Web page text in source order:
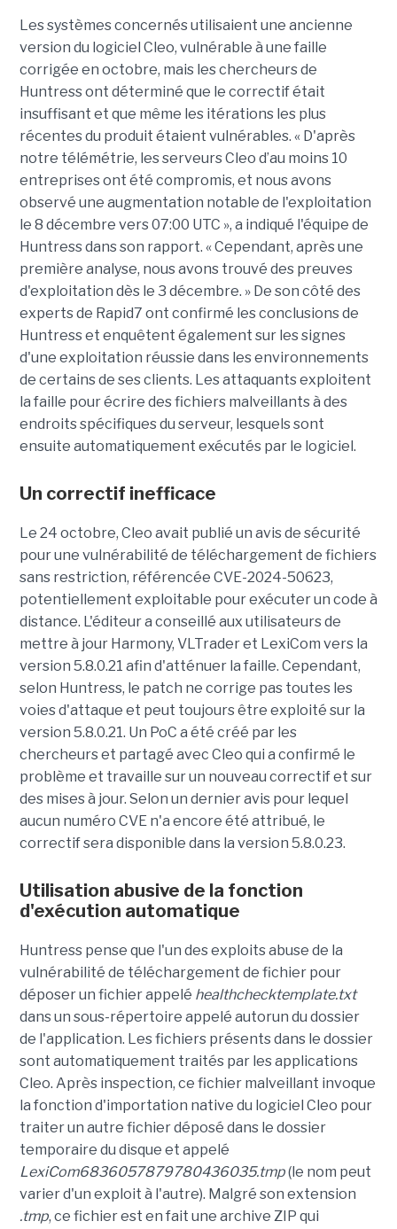
Les systèmes concernés utilisaient une ancienne
version du logiciel Cleo, vulnérable à une faille
corrigée en octobre, mais les chercheurs de
Huntress ont déterminé que le correctif était
insuffisant et que même les itérations les plus
récentes du produit étaient vulnérables. « D'après
notre télémétrie, les serveurs Cleo d’au moins 10
entreprises ont été compromis, et nous avons
observé une augmentation notable de l'exploitation
le 8 décembre vers 07:00 UTC », a indiqué l'équipe de
Huntress dans son rapport. « Cependant, après une
première analyse, nous avons trouvé des preuves
d'exploitation dès le 3 décembre. » De son côté des
experts de Rapid7 ont confirmé les conclusions de
Huntress et enquêtent également sur les signes
d'une exploitation réussie dans les environnements
de certains de ses clients. Les attaquants exploitent
la faille pour écrire des fichiers malveillants à des
endroits spécifiques du serveur, lesquels sont
ensuite automatiquement exécutés par le logiciel.
Un correctif inefficace
Le 24 octobre, Cleo avait publié un avis de sécurité
pour une vulnérabilité de téléchargement de fichiers
sans restriction, référencée CVE-2024-50623,
potentiellement exploitable pour exécuter un code à
distance. L'éditeur a conseillé aux utilisateurs de
mettre à jour Harmony, VLTrader et LexiCom vers la
version 5.8.0.21 afin d'atténuer la faille. Cependant,
selon Huntress, le patch ne corrige pas toutes les
voies d'attaque et peut toujours être exploité sur la
version 5.8.0.21. Un PoC a été créé par les
chercheurs et partagé avec Cleo qui a confirmé le
problème et travaille sur un nouveau correctif et sur
des mises à jour. Selon un dernier avis pour lequel
aucun numéro CVE n'a encore été attribué, le
correctif sera disponible dans la version 5.8.0.23.
Utilisation abusive de la fonction
d'exécution automatique
Huntress pense que l'un des exploits abuse de la
vulnérabilité de téléchargement de fichier pour
déposer un fichier appelé healthchecktemplate.txt
dans un sous-répertoire appelé autorun du dossier
de l'application. Les fichiers présents dans le dossier
sont automatiquement traités par les applications
Cleo. Après inspection, ce fichier malveillant invoque
la fonction d'importation native du logiciel Cleo pour
traiter un autre fichier déposé dans le dossier
temporaire du disque et appelé
LexiCom6836057879780436035.tmp(le nom peut
varier d'un exploit à l'autre). Malgré son extension
.tmp, ce fichier est en fait une archive ZIP qui